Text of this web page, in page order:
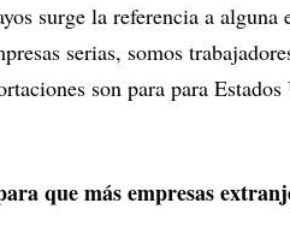
surge la referencia a
serias, somos
son para para
que más empresas